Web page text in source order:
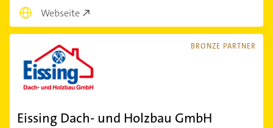
Webseite
BRONZE PARTNER
Eissing Dach- und Holzbau GmbH